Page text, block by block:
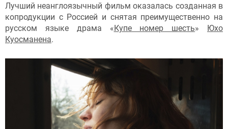
Лучший неанглоязычный фильм оказалась созданная в
копродукции с Россией и снятая преимущественно на
русском языке драма «Купе номер шесть» Юхо
Куосманена.